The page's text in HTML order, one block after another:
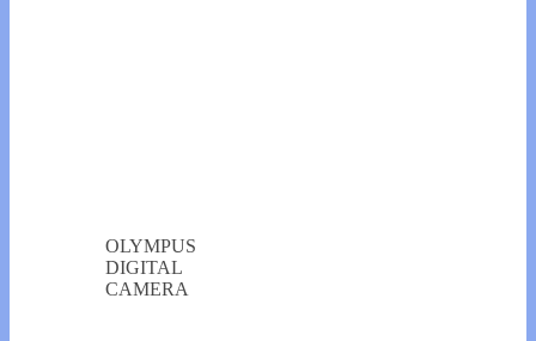
OLYMPUS
DIGITAL
CAMERA